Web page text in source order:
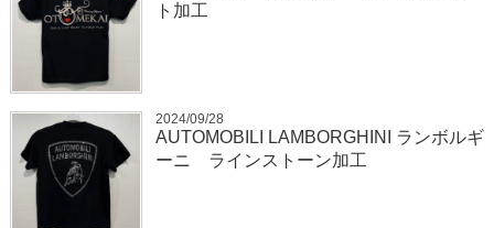
ト加工
2024/09/28
AUTOMOBILI LAMBORGHINI ランボルギ
ーニ ラインストーン加工